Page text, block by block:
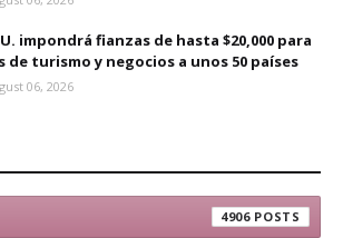
impondrá fianzas de hasta $20,000 para
de turismo y negocios a unos 50 países
06, 2026
4906